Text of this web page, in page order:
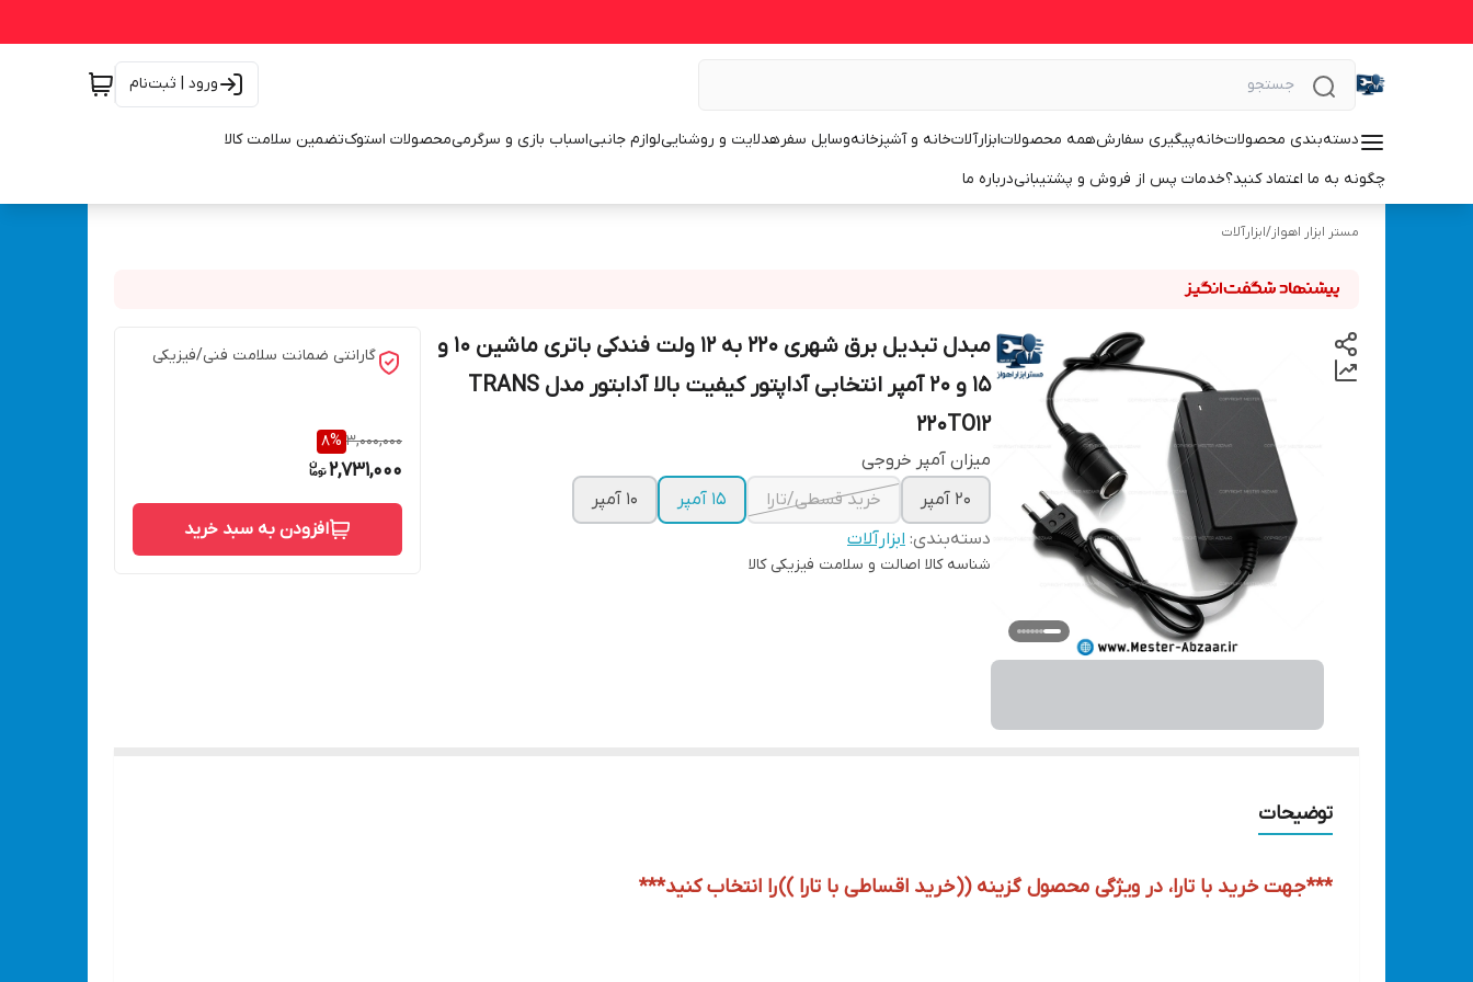
ورود | ثبت‌نام
دسته‌بندی محصولاتخانهپیگیری سفارشهمه محصولاتابزارآلاتخانه و آشپزخانهوسایل سفرهدلایت و روشناییلوازم جانبیاسباب بازی و سرگرمیمحصولات استوکتضمین سلامت کالا
چگونه به ما اعتماد کنید؟خدمات پس از فروش و پشتیبانیدرباره ما
مستر ابزار اهواز/ابزارآلات
مبدل تبدیل برق شهری 220 به 12 ولت فندکی باتری ماشین ۱۰ و
۱۵ و ۲۰ آمپر انتخابی آداپتور کیفیت بالا آدابتور مدل TRANS
220TO12
میزان آمپر خروجی
20 آمپر
خرید قسطی/تارا 15 آمپر
10 آمپر
دسته‌بندی: ابزارآلات
شناسه کالا اصالت و سلامت فیزیکی کالا
گارانتی ضمانت سلامت فنی/فیزیکی
3,000,000
8%
2,731,000
افزودن به سبد خرید
توضیحات
***جهت خرید با تارا، در ویژگی محصول گزینه ((خرید اقساطی با تارا ))را انتخاب کنید***